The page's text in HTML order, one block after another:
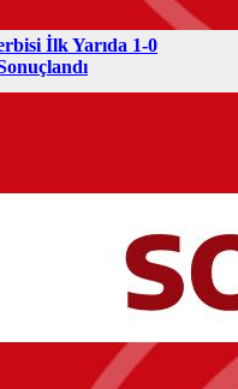
İlk Yarıda 1-0